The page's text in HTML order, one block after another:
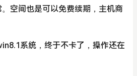
空间也是可以免费续期，主机商
系统，终于不卡了，操作还在